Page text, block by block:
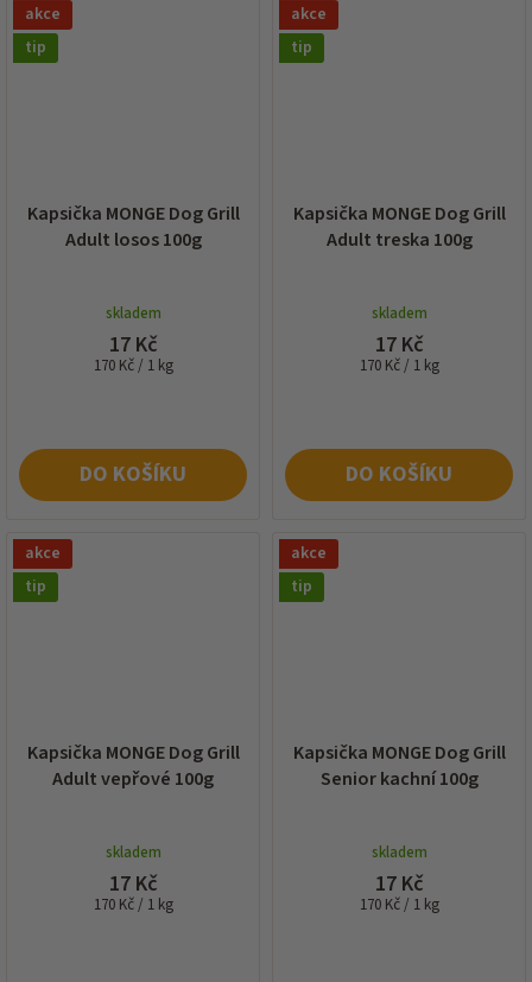
akce
tip
Kapsička MONGE Dog Grill
Adult losos 100g
skladem
17 Kč
Měrná
170 Kč / 1 kg
DO KOŠÍKU
akce
tip
Kapsička MONGE Dog Grill
Adult treska 100g
skladem
17 Kč
Měrná
170 Kč / 1 kg
DO KOŠÍKU
akce
tip
Kapsička MONGE Dog Grill
Adult vepřové 100g
skladem
17 Kč
Měrná
170 Kč / 1 kg
akce
tip
Kapsička MONGE Dog Grill
Senior kachní 100g
skladem
17 Kč
Měrná
170 Kč / 1 kg